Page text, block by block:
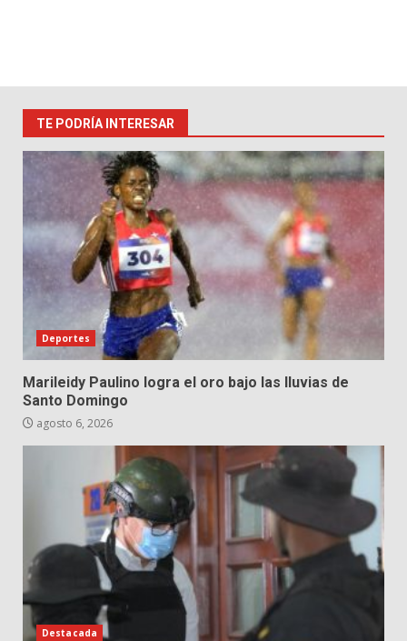
TE PODRÍA INTERESAR
Deportes
Marileidy Paulino logra el oro bajo las lluvias de
Santo Domingo
agosto 6, 2026
Destacada